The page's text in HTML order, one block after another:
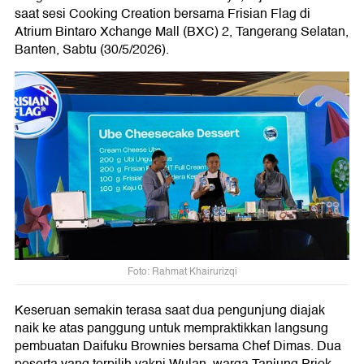
saat sesi Cooking Creation bersama Frisian Flag di
Atrium Bintaro Xchange Mall (BXC) 2, Tangerang Selatan,
Banten, Sabtu (30/5/2026).
Foto: Rahmat Khairurizqi
Keseruan semakin terasa saat dua pengunjung diajak
naik ke atas panggung untuk mempraktikkan langsung
pembuatan Daifuku Brownies bersama Chef Dimas. Dua